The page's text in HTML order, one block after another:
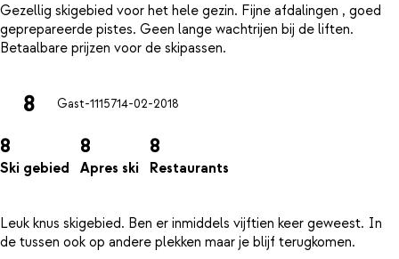
Gezellig skigebied voor het hele gezin. Fijne afdalingen , goed
geprepareerde pistes. Geen lange wachtrijen bij de liften.
8 Gast-1115714-02-2018
8
Ski gebied
8
Apres ski
8
Restaurants
Leuk knus skigebied. Ben er inmiddels vijftien keer geweest. In